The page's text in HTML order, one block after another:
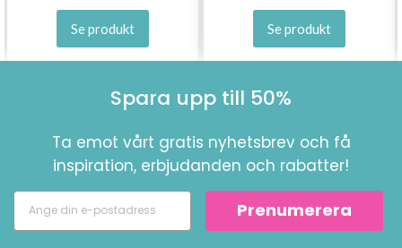
Se produkt Se produkt
Spara upp till 50%
Ta emot vårt gratis nyhetsbrev och få
inspiration, erbjudanden och rabatter!
Prenumerera